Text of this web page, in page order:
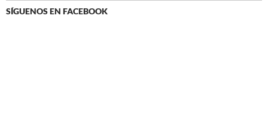
SÍGUENOS EN FACEBOOK